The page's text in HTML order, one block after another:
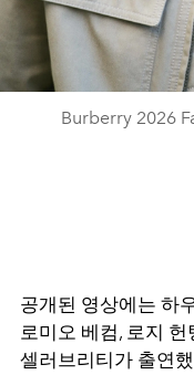
Burberry 2026
공개된 영상에는 하
로미오 베컴, 로지
셀러브리티가 출연